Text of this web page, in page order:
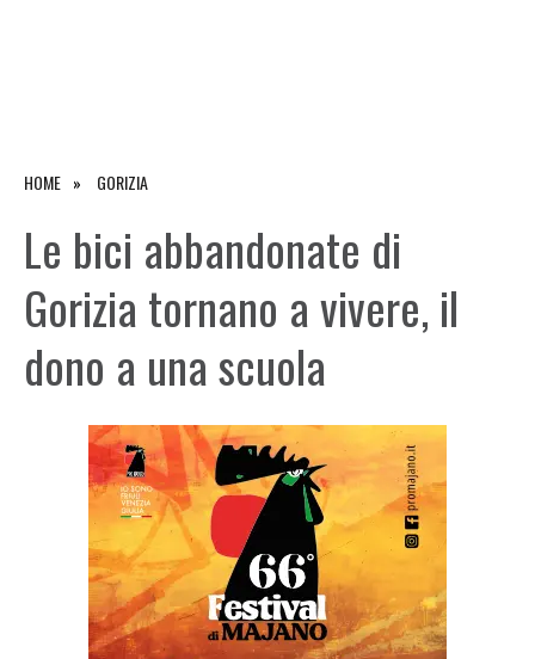
HOME GORIZIA
Le bici abbandonate di
Gorizia tornano a vivere, il
dono a una scuola